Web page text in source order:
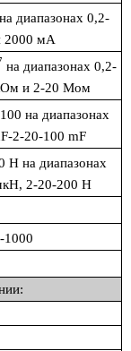
диапазонах 0,2-
2000 мА
на диапазонах 0,2-
и 2-20 Мом
на диапазонах
2-20-100 mF
Н на диапазонах
2-20-200 Н
-1000